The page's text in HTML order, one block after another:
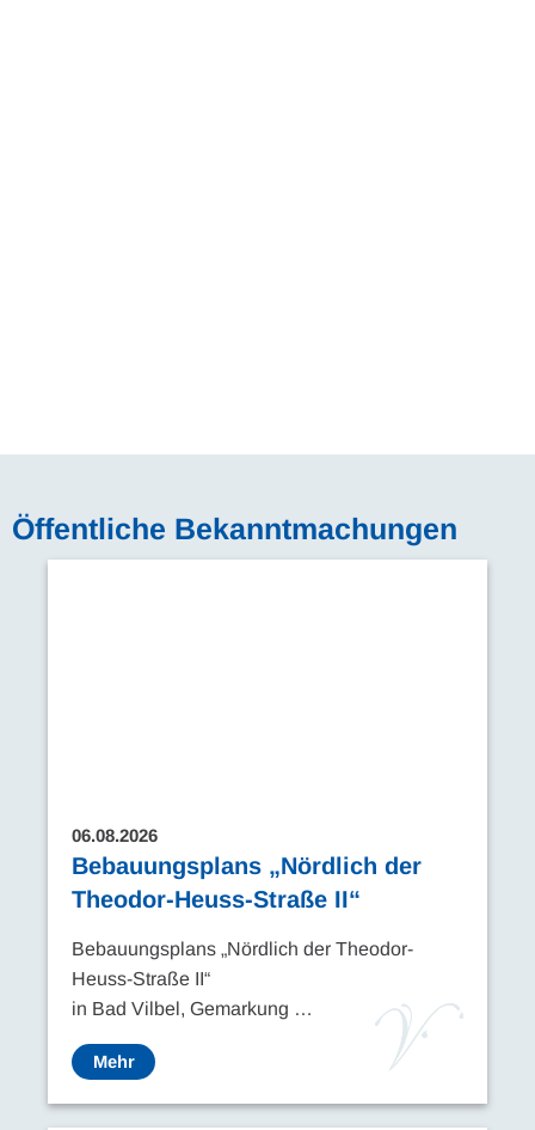
Öffentliche Bekanntmachungen
06.08.2026
Bebauungsplans „Nördlich der
Theodor-Heuss-Straße II“
Bebauungsplans „Nördlich der Theodor-
Heuss-Straße II“
in Bad Vilbel, Gemarkung …
Mehr